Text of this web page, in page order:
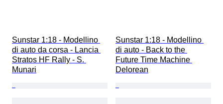
Sunstar 1:18 - Modellino
di auto da corsa - Lancia
Stratos HF Rally - S.
Munari
Sunstar 1:18 - Modellino
di auto - Back to the
Future Time Machine
Delorean